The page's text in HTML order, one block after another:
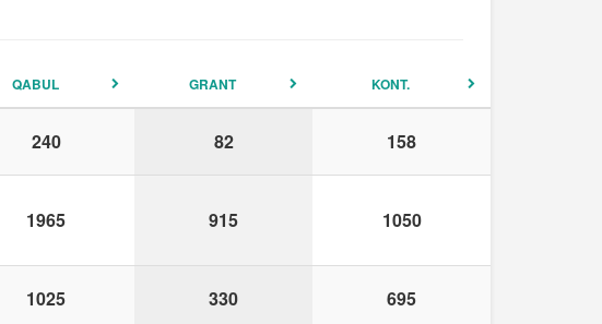
QABUL GRANT KONT.
240 82 158
1965 915 1050
1025 330 695